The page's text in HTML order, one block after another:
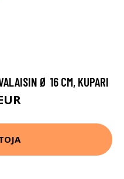
Ø 16 CM, KUPARI